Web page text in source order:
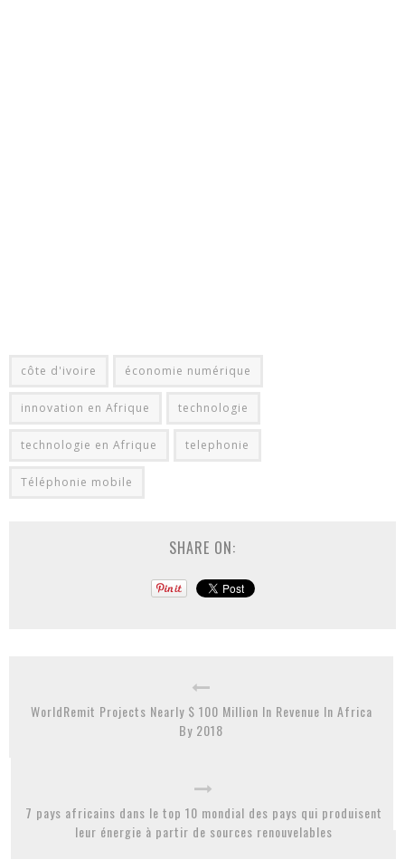
côte d'ivoire économie numérique
innovation en Afrique technologie
technologie en Afrique telephonie
Téléphonie mobile
SHARE ON:
WorldRemit Projects Nearly $ 100 Million In Revenue In Africa
By 2018
7 pays africains dans le top 10 mondial des pays qui produisent
leur énergie à partir de sources renouvelables